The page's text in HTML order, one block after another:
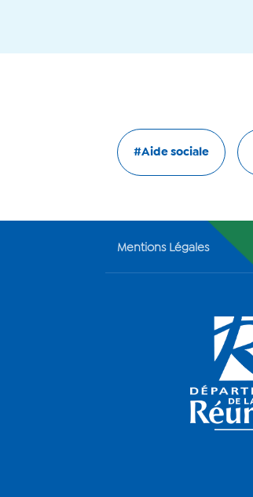
#Aide sociale
Mentions Légales